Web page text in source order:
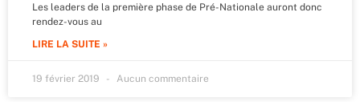
Les leaders de la première phase de Pré-Nationale auront donc
rendez-vous au
LIRE LA SUITE »
19 février 2019 Aucun commentaire